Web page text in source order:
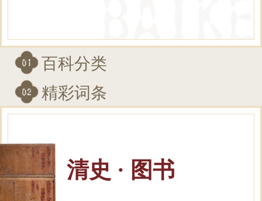
百科分类
精彩词条
清史 · 图书